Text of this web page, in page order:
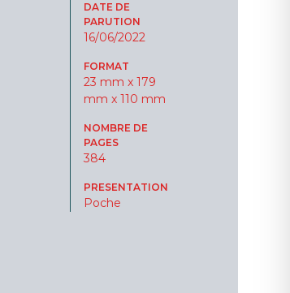
DATE DE
PARUTION
16/06/2022
FORMAT
23 mm x 179
mm x 110 mm
NOMBRE DE
PAGES
384
PRESENTATION
Poche